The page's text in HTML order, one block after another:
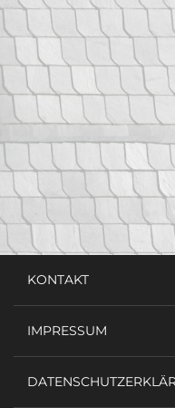
KONTAKT
IMPRESSUM